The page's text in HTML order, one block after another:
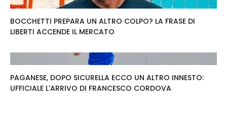
BOCCHETTI PREPARA UN ALTRO COLPO? LA FRASE DI
LIBERTI ACCENDE IL MERCATO
PAGANESE, DOPO SICURELLA ECCO UN ALTRO INNESTO:
UFFICIALE L'ARRIVO DI FRANCESCO CORDOVA